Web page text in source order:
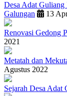
Desa Adat
Galungan
13
Renovasi Gedong
2021
Metatah dan
Agustus 2022
Sejarah Desa